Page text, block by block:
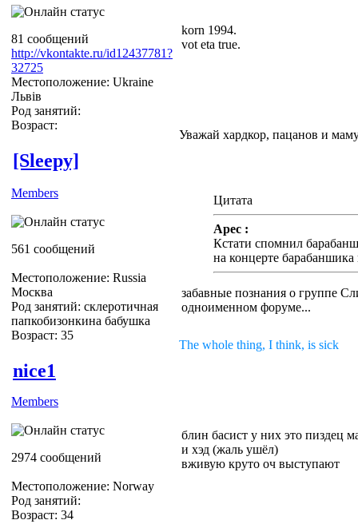
81 сообщений
http://vkontakte.ru/id12437781?
32725
Местоположение: Ukraine
Львів
Род занятий:
Возраст:
korn 1994.
vot eta true.
Уважай хардкор, пацанов и
[Sleepy]
Members
561 сообщений
Местоположение: Russia
Москва
Род занятий: склеротичная
папкобизонкина бабушка
Возраст: 35
Цитата
Apec :
Кстати спомнил
на концерте барабаншика
забавные познания о группе
одноименном форуме...
The whole thing, I think, is sick
nice1
Members
2974 сообщений
Местоположение: Norway
Род занятий:
Возраст: 34
блин басист у них это пиздец
и хэд (жаль ушёл)
вживую круто оч выступают